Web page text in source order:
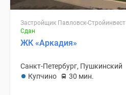
Застройщик Павловск-Стройинвест
Сдан
ЖК «Аркадия»
Санкт-Петербург, Пушкинский
Купчино
30 мин.